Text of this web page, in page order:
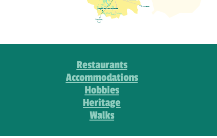
Restaurants
Accommodations
Hobbies
Heritage
Walks